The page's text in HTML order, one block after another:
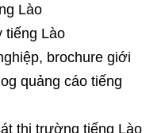
Lào
tiếng Lào
brochure giới
quảng cáo tiếng
thị trường tiếng Lào